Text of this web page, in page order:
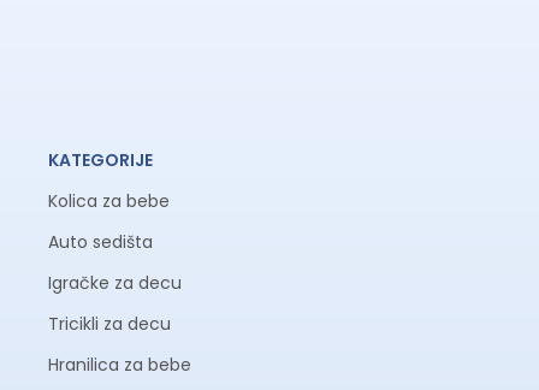
KATEGORIJE
Kolica za bebe
Auto sedišta
Igračke za decu
Tricikli za decu
Hranilica za bebe